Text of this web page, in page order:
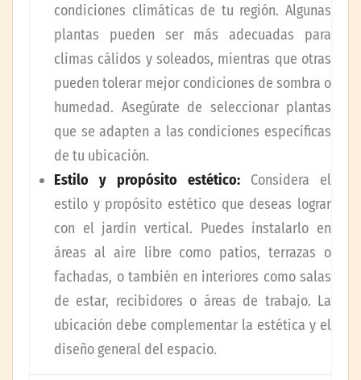
condiciones climáticas de tu región. Algunas
plantas pueden ser más adecuadas para
climas cálidos y soleados, mientras que otras
pueden tolerar mejor condiciones de sombra o
humedad. Asegúrate de seleccionar plantas
que se adapten a las condiciones específicas
de tu ubicación.
Estilo y propósito estético: Considera el
estilo y propósito estético que deseas lograr
con el jardín vertical. Puedes instalarlo en
áreas al aire libre como patios, terrazas o
fachadas, o también en interiores como salas
de estar, recibidores o áreas de trabajo. La
ubicación debe complementar la estética y el
diseño general del espacio.